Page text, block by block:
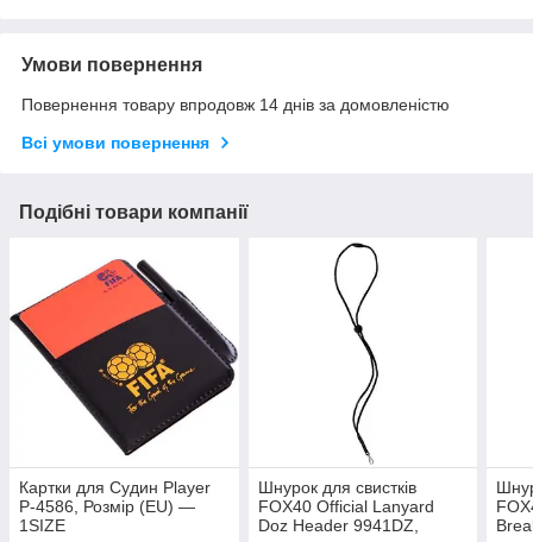
Умови повернення
Повернення товару впродовж 14 днів за домовленістю
Всі умови повернення
Подібні товари компанії
Картки для Судин Player
P-4586, Розмір (EU) —
1SIZE
Шнурок для свистків
FOX40 Official Lanyard
Doz Header 9941DZ,